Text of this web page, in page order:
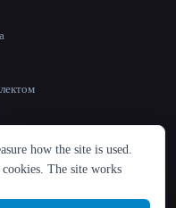
简体中文
how the site is used.
The site works